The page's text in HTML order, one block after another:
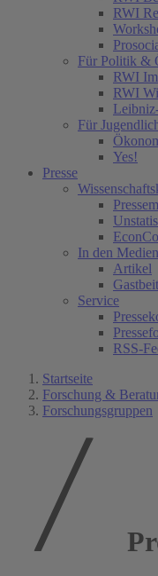
RWI
Für Politik &
RWI
RWI
Für
Yes!
Presse
In den Medien
Artikel
Service
RSS-
Startseite
Forschung &
Forschungsgruppen